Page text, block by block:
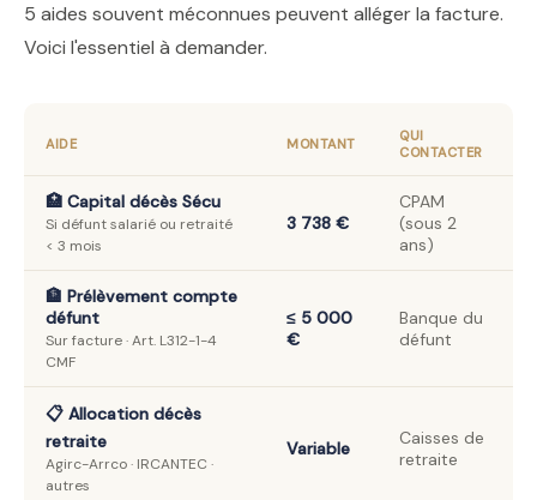
5 aides souvent méconnues peuvent alléger la facture.
Voici l'essentiel à demander.
AIDE MONTANT
QUI
CONTACTER
🏥 Capital décès Sécu
Si défunt salarié ou retraité
< 3 mois
3 738 €
CPAM
(sous 2
ans)
🏦 Prélèvement compte
défunt
Sur facture · Art. L312-1-4
CMF
≤ 5 000
€
Banque du
défunt
📋 Allocation décès
retraite
Agirc-Arrco · IRCANTEC ·
autres
Variable
Caisses de
retraite